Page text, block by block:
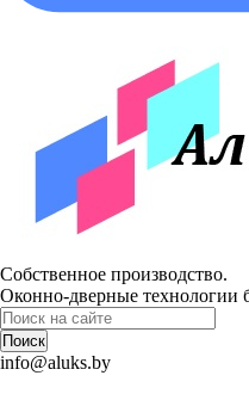
Собственное производство.
Оконно-дверные технологии
Поиск
info@aluks.by